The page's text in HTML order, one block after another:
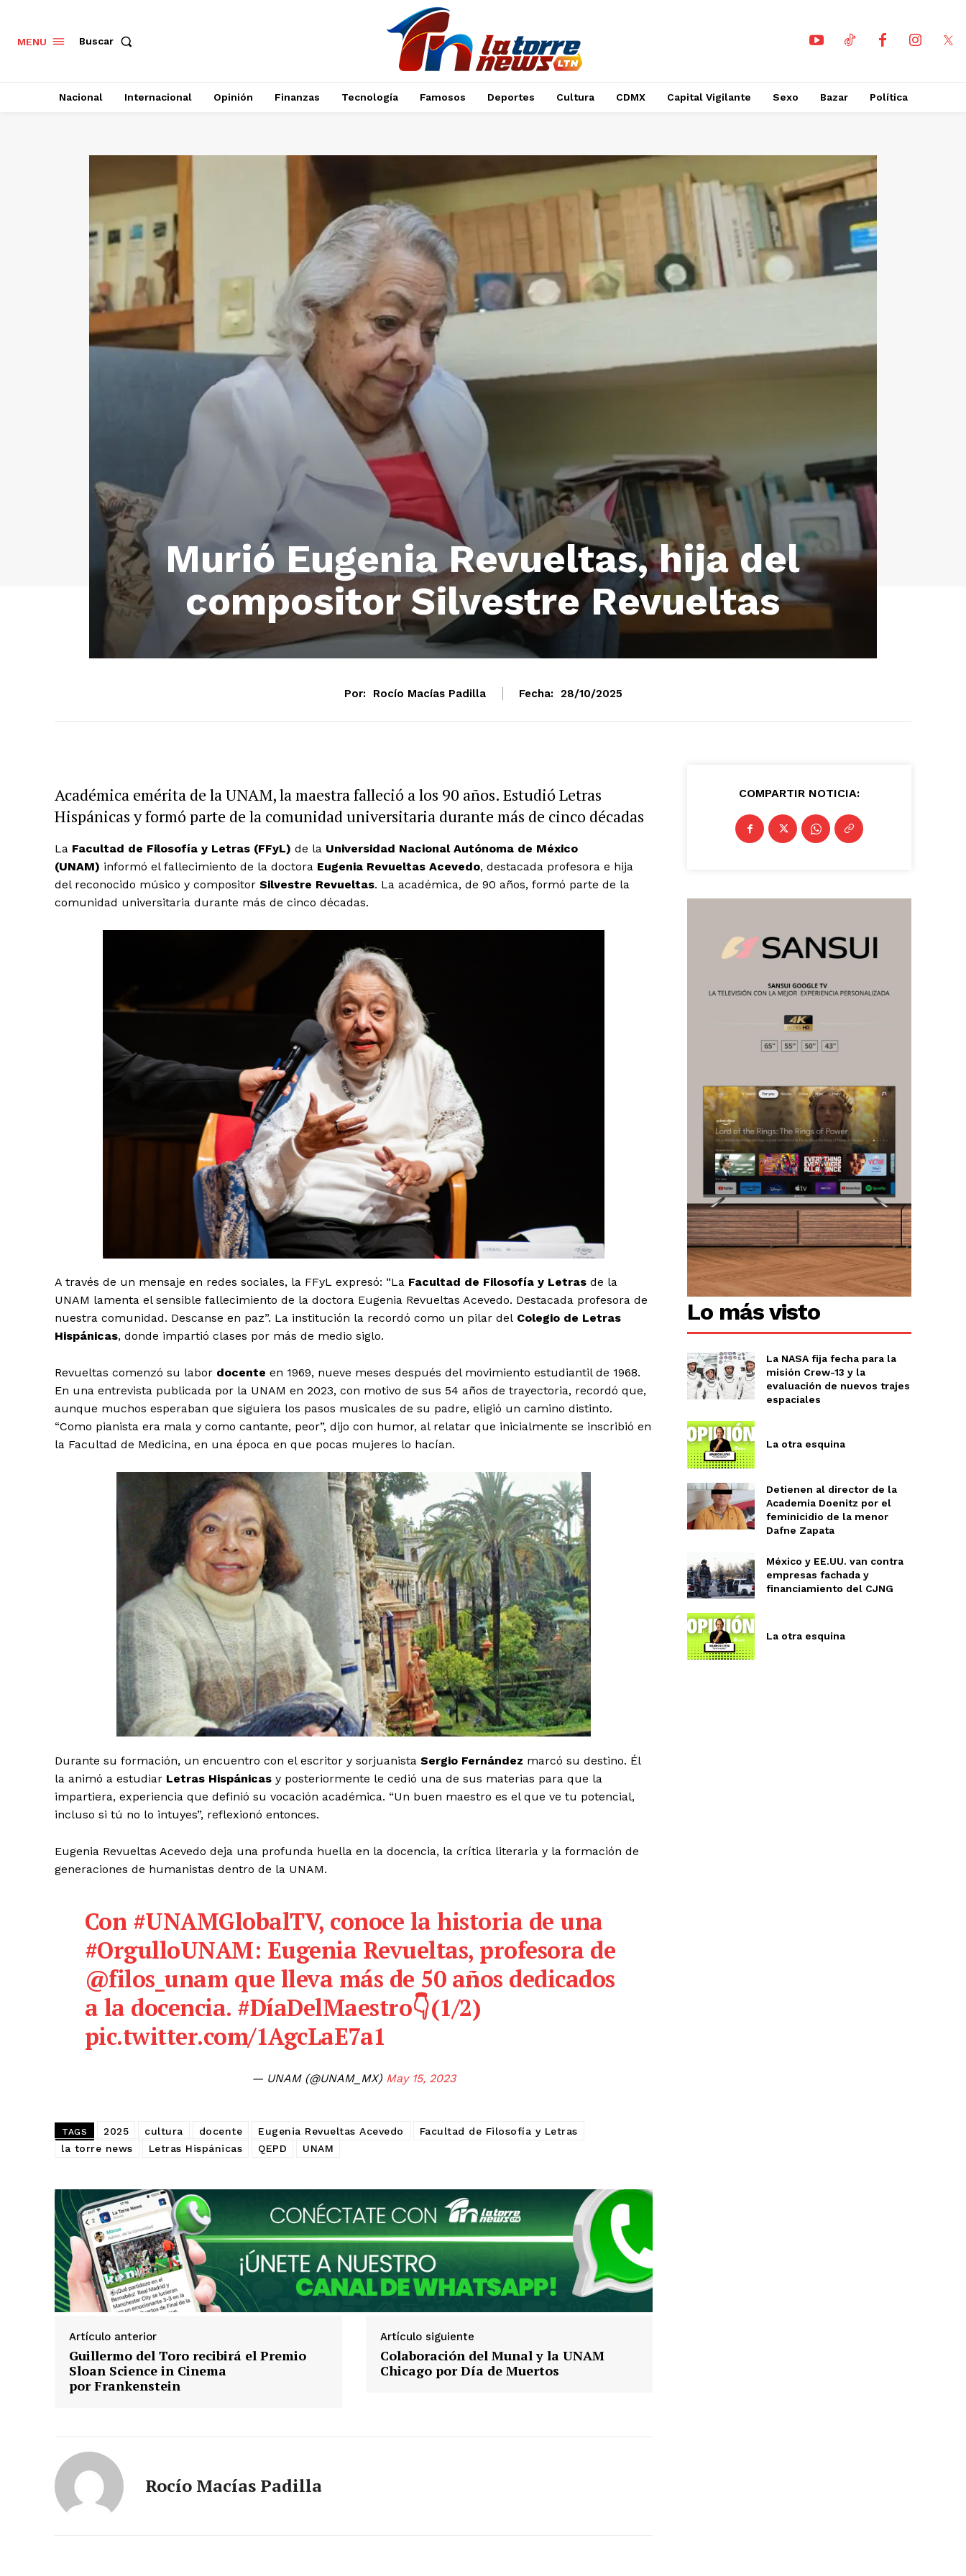
El Suplemento
SUSCRIBIRSE
Aguascalientes
Baja California
Baja California Sur
Campeche
Chihuahua
Ciudad de México
Durango Estado de México
Jalisco
Veracruz
Tlaxcala
Sonora
Sinaloa
San Luis Potosí
Querétaro Puebla
Nuevo León
Nayarit
Morelos
MENU Buscar
Nacional Internacional Opinión Finanzas Tecnología Famosos Deportes Cultura CDMX Capital Vigilante Sexo Bazar Política
Murió Eugenia Revueltas, hija del
compositor Silvestre Revueltas
Por: Rocío Macías Padilla Fecha: 28/10/2025
Académica emérita de la UNAM, la maestra falleció a los 90 años. Estudió Letras
Hispánicas y formó parte de la comunidad universitaria durante más de cinco décadas
La Facultad de Filosofía y Letras (FFyL) de la Universidad Nacional Autónoma de México
(UNAM) informó el fallecimiento de la doctora Eugenia Revueltas Acevedo, destacada profesora e hija
del reconocido músico y compositor Silvestre Revueltas. La académica, de 90 años, formó parte de la
comunidad universitaria durante más de cinco décadas.
A través de un mensaje en redes sociales, la FFyL expresó: “La Facultad de Filosofía y Letras de la
UNAM lamenta el sensible fallecimiento de la doctora Eugenia Revueltas Acevedo. Destacada profesora de
nuestra comunidad. Descanse en paz”. La institución la recordó como un pilar del Colegio de Letras
Hispánicas, donde impartió clases por más de medio siglo.
Revueltas comenzó su labor docente en 1969, nueve meses después del movimiento estudiantil de 1968.
En una entrevista publicada por la UNAM en 2023, con motivo de sus 54 años de trayectoria, recordó que,
aunque muchos esperaban que siguiera los pasos musicales de su padre, eligió un camino distinto.
“Como pianista era mala y como cantante, peor”, dijo con humor, al relatar que inicialmente se inscribió en
la Facultad de Medicina, en una época en que pocas mujeres lo hacían.
Durante su formación, un encuentro con el escritor y sorjuanista Sergio Fernández marcó su destino. Él
la animó a estudiar Letras Hispánicas y posteriormente le cedió una de sus materias para que la
impartiera, experiencia que definió su vocación académica. “Un buen maestro es el que ve tu potencial,
incluso si tú no lo intuyes”, reflexionó entonces.
Eugenia Revueltas Acevedo deja una profunda huella en la docencia, la crítica literaria y la formación de
generaciones de humanistas dentro de la UNAM.
Con #UNAMGlobalTV, conoce la historia de una
#OrgulloUNAM: Eugenia Revueltas, profesora de
@filos_unam que lleva más de 50 años dedicados
a la docencia. #DíaDelMaestro👇(1/2)
pic.twitter.com/1AgcLaE7a1
— UNAM (@UNAM_MX) May 15, 2023
TAGS 2025 cultura docente Eugenia Revueltas Acevedo
Facultad de Filosofía y Letras
la torre news
Letras Hispánicas QEPD UNAM
Artículo anterior
Guillermo del Toro recibirá el Premio
Sloan Science in Cinema
por Frankenstein
Artículo siguiente
Colaboración del Munal y la UNAM
Chicago por Día de Muertos
Rocío Macías Padilla
COMPARTIR NOTICIA:
Lo más visto
La NASA fija fecha para la
misión Crew-13 y la
evaluación de nuevos trajes
espaciales
La otra esquina
Detienen al director de la
Academia Doenitz por el
feminicidio de la menor
Dafne Zapata
México y EE.UU. van contra
empresas fachada y
financiamiento del CJNG
La otra esquina